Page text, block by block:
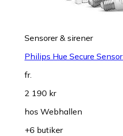
Sensorer & sirener
Philips Hue Secure
fr.
2 190 kr
hos Webhallen
+6 butiker